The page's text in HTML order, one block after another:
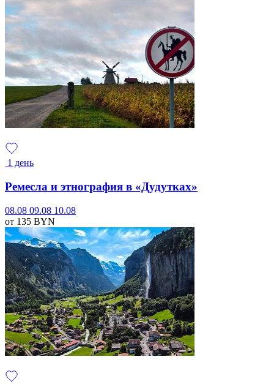
1 день
Ремесла и этнография в «Дудутках»
08.08 09.08 10.08
от 135 BYN